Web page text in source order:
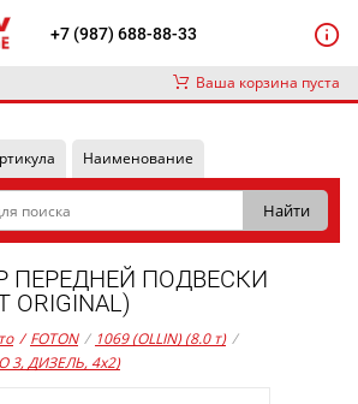
+7 (987) 688-88-33
Ваша корзина пуста
Наименование
ПЕРЕДНЕЙ ПОДВЕСКИ
ORIGINAL)
/ FOTON / 1069 (OLLIN) (8.0 т) /
3, ДИЗЕЛЬ, 4x2)